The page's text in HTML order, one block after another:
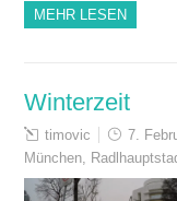
MEHR LESEN
Winterzeit
timovic 7.
München